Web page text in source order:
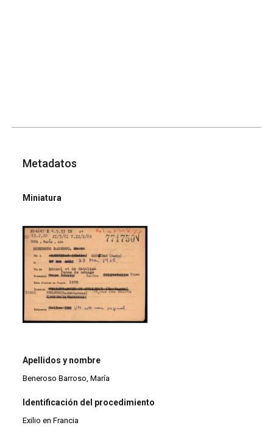
Metadatos
Miniatura
Apellidos y nombre
Beneroso Barroso, María
Identificación del procedimiento
Exilio en Francia